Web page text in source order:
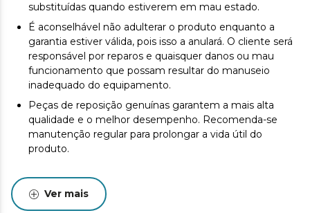
substituídas quando estiverem em mau estado.
É aconselhável não adulterar o produto enquanto a
garantia estiver válida, pois isso a anulará. O cliente será
responsável por reparos e quaisquer danos ou mau
funcionamento que possam resultar do manuseio
inadequado do equipamento.
Peças de reposição genuínas garantem a mais alta
qualidade e o melhor desempenho. Recomenda-se
manutenção regular para prolongar a vida útil do
produto.
Ver mais